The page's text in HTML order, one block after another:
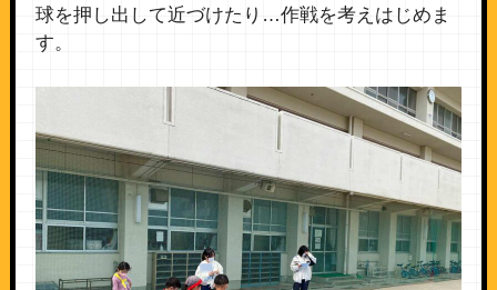
球を押し出して近づけたり…作戦を考えはじめま
す。